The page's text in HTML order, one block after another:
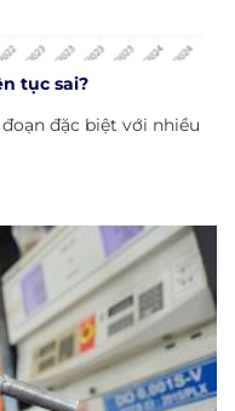
tục sai?
đặc biệt với nhiều